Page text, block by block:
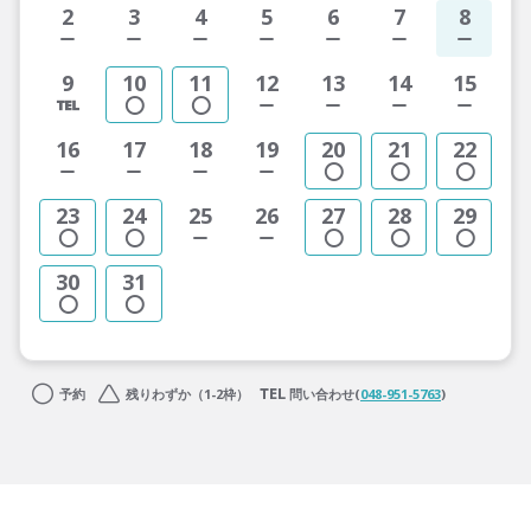
2 3 4 5 6 7 8
9 10 11 12 13 14 15
16 17 18 19 20 21 22
23 24 25 26 27 28 29
30 31
予約 残りわずか（1-2枠） 問い合わせ(048-951-5763)